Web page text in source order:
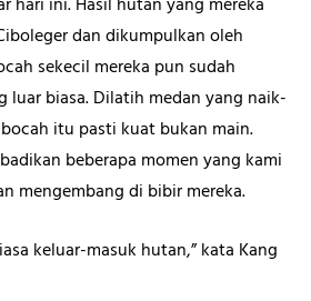
dan dikumpulkan oleh
sekecil mereka pun sudah
luar biasa. Dilatih medan yang naik-
itu pasti kuat bukan main.
beberapa momen yang kami
mengembang di bibir mereka.
keluar-masuk hutan,” kata Kang